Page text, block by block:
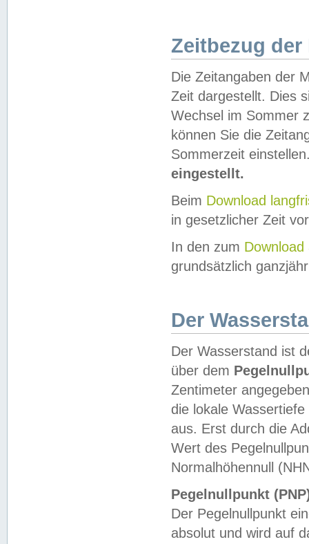
Zeitbezug der
Die Zeitangaben der
Zeit dargestellt. Dies
Wechsel im Sommer
können Sie die
Sommerzeit
eingestellt.
Beim Download
in gesetzlicher Zeit
In den zum Download
grundsätzlich
Der
Der Wasserstand ist
über dem
Zentimeter
die lokale
aus. Erst durch die
Wert des
Normalhöhennull
Pegelnullpunkt
Der Pegelnullpunkt
absolut und wird auf